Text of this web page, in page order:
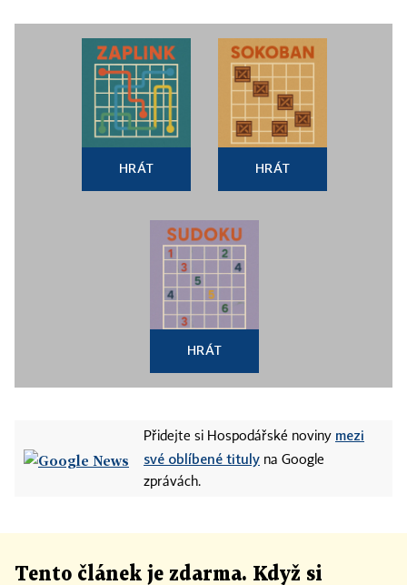
HRÁT HRÁT
HRÁT
Přidejte si Hospodářské noviny mezi
své oblíbené tituly na Google
zprávách.
Tento článek je zdarma. Když si